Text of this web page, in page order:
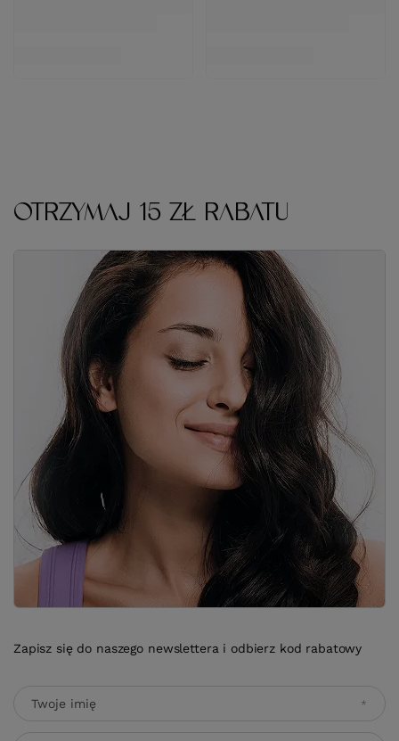
OTRZYMAJ 15 ZŁ RABATU
Zapisz się do naszego newslettera i odbierz kod rabatowy
Twoje imię